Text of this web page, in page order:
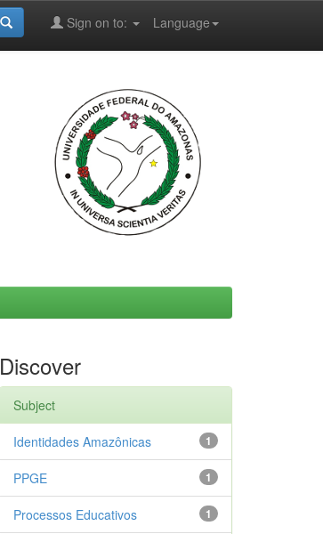
Language
Sign on to:
Discover
Subject
1
Identidades Amazônicas
1
PPGE
1
Processos Educativos